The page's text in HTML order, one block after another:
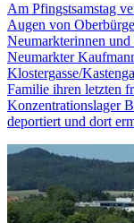
Am Pfingstsamstag
Augen von
Neumarkterinnen
Neumarkter
Klostergasse/
Familie ihren letzten
Konzentrationslager
deportiert und dort